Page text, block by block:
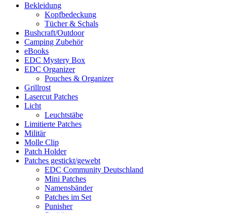
Bekleidung
Kopfbedeckung
Tücher & Schals
Bushcraft/Outdoor
Camping Zubehör
eBooks
EDC Mystery Box
EDC Organizer
Pouches & Organizer
Grillrost
Lasercut Patches
Licht
Leuchtstäbe
Limitierte Patches
Militär
Molle Clip
Patch Holder
Patches gestickt/gewebt
EDC Community Deutschland
Mini Patches
Namensbänder
Patches im Set
Punisher